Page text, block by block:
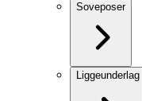
Soveposer
Liggeunderlag